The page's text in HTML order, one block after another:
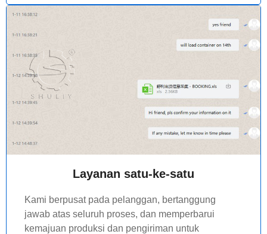
Layanan satu-ke-satu
Kami berpusat pada pelanggan, bertanggung
jawab atas seluruh proses, dan memperbarui
kemajuan produksi dan pengiriman untuk